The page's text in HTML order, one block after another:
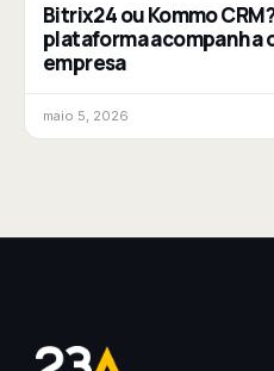
Bitrix24 ou Kommo
plataforma acompanha
empresa
maio 5, 2026